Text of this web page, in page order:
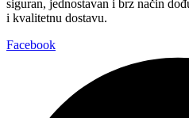
siguran, jednostavan i brz način
i kvalitetnu dostavu.
Facebook